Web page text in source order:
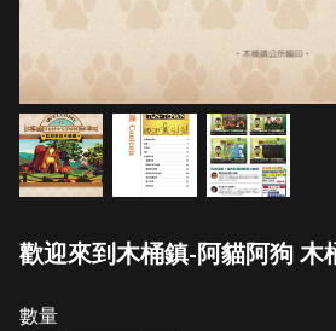
歡迎來到木桶鎮-阿貓阿狗 木
數量